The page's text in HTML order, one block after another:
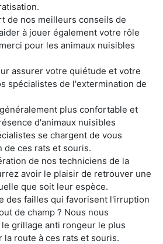
de nos meilleurs conseils de
à jouer également votre rôle
pour les animaux nuisibles
assurer votre quiétude et votre
spécialistes de l'extermination de
plus confortable et
d'animaux nuisibles
se chargent de vous
ces rats et souris.
de nos techniciens de la
avoir le plaisir de retrouver une
que soit leur espèce.
des failles qui favorisent l'irruption
de champ ? Nous nous
grillage anti rongeur le plus
route à ces rats et souris.